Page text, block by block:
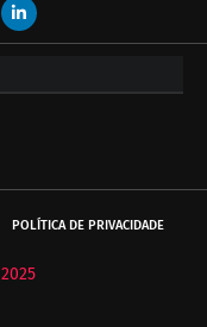
POLÍTICA DE PRIVACIDADE